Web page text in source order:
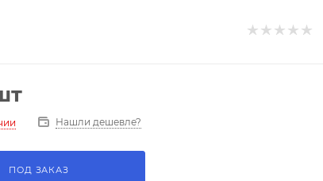
Нашли дешевле?
ПОД ЗАКАЗ